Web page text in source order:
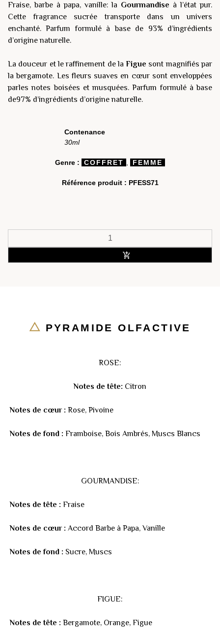
Fraise, barbe à papa, vanille: la Gourmandise à l’état pur.
Cette fragrance sucrée transporte dans un univers
enchanté. Parfum formulé à base de 93% d’ingrédients
d’origine naturelle.
La douceur et le raffinement de laFigue sont magnifiés par
la bergamote. Les fleurs suaves en cœur sont enveloppées
parles notes boisées et musquées. Parfum formulé à base
de97% d’ingrédients d’origine naturelle.
Contenance
30ml
Genre : COFFRET FEMME
Référence produit : PFESS71
PYRAMIDE OLFACTIVE
ROSE:
Notes de tête: Citron
Notes de cœur : Rose, Pivoine
Notes de fond : Framboise, Bois Ambrés, Muscs Blancs
GOURMANDISE:
Notes de tête : Fraise
Notes de cœur : Accord Barbe à Papa, Vanille
Notes de fond : Sucre, Muscs
FIGUE:
Notes de tête : Bergamote, Orange, Figue